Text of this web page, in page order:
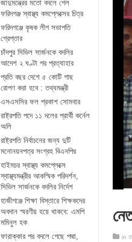
in
জাদুমন্ত্রের মতো বদলে গেল
ফরিদগঞ্জ স্বাস্থ্য কমপ্লেক্সের চিত্র
ফরিদগঞ্জে কৃষক লীগ সভাপতি
গ্রেপ্তার
চাঁদপুর সিভিল সার্জনকে বদলির
আদেশ ২ ঘণ্টা পর প্রত্যাহার
প্রতি বছর দেশে ৫ কোটি গাছ
রোপণ করা হবে : তথ্যমন্ত্রী
এসএসসির ফল প্রকাশ সোমবার
রাষ্ট্রপতি পদে ১১ দলের প্রার্থী কর্নেল
অলি
রাষ্ট্রপতি নির্বাচনের জন্য দুটি
মনোনয়নপত্র সংগ্রহ বিএনপির
হাইমচর স্বাস্থ্য কমপ্লেক্সে
স্বাস্থ্যমন্ত্রীর আকস্মিক পরিদর্শন,
সিভিল সার্জনকে বদলির নির্দেশ
হাজীগঞ্জে শিক্ষা বিস্তারে শিক্ষকদের
অবদান স্মরণীয় হয়ে থাকবে: এমপি
মমিনুল হক
ফারাক্কার পর বদলে গেছে পদ্মা,